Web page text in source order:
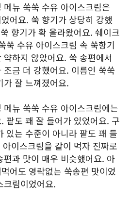
뉴 쑥쑥 수유 아이스크림은
어요. 쑥 향기가 상당히 강했
향기가 확 올라왔어요. 쉐이크
쑥 수유 아이스크림 속 쑥향기
하지 않았어요. 쑥 송편에서
금 더 강했어요. 이름인 쑥쑥
가 잘 느껴졌어요.
뉴 쑥쑥 수유 아이스크림에는
팥도 꽤 잘 들어가 있었어요. 구
있는 수준이 아니라 팥도 꽤 들
이스크림을 같이 먹자 진짜로
편과 맛이 매우 비슷했어요. 아
어도 영락없는 쑥송편 맛이었
크림이었어요.